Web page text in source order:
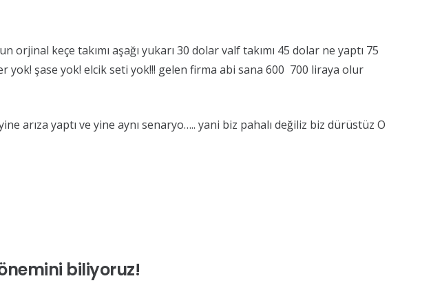
keçe takımı aşağı yukarı 30 dolar valf takımı 45 dolar ne yaptı 75
yok! şase yok! elcik seti yok!!! gelen firma abi sana 600 700 liraya olur
arıza yaptı ve yine aynı senaryo….. yani biz pahalı değiliz biz dürüstüz O
biliyoruz!